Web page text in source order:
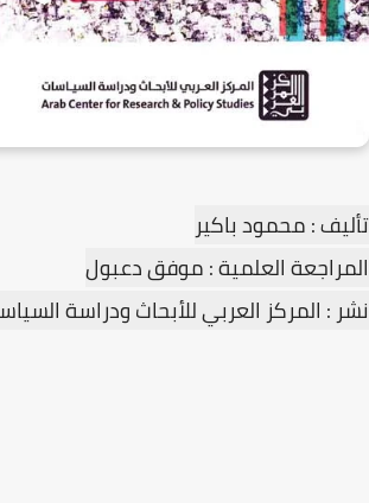
تأليف : محمود باكير
المراجعة العلمية : موفق دعبول
نشر : المركز العربي للأبحاث ودراسة